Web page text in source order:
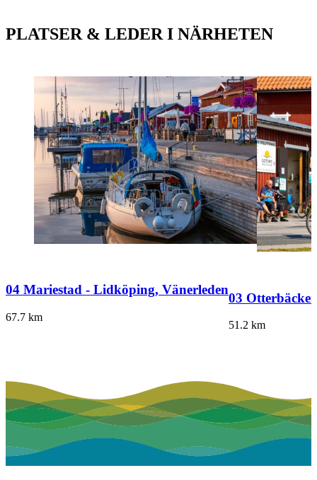
PLATSER & LEDER I NÄRHETEN
04 Mariestad - Lidköping, Vänerleden
67.7 km
03
51.2 km